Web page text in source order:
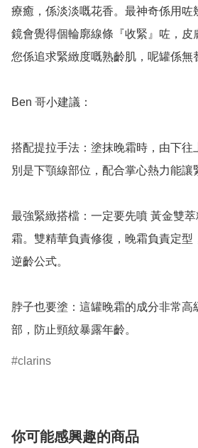
療癒，係淡淡嘅花香。最神奇係用咗
鏡會覺得個輪廓線條『收緊』咗，皮
您係追求緊緻度嘅熟齡肌，呢罐係無
Ben 哥小建議：
搭配提拉手法：塗抹晚霜時，由下往
別是下顎線部位，配合掌心熱力能讓
最強緊緻搭檔：一定要先噴 黃金雙
霜。雙精華負責修復，晚霜負責定型
逆齡公式。
脖子也要塗：這罐晚霜的成分非常高
clarins
你可能感興趣的商品